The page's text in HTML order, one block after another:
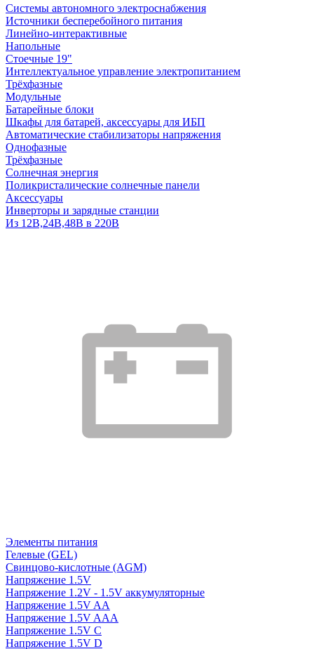
Системы автономного электроснабжения
Источники бесперебойного питания
Линейно-интерактивные
Напольные
Стоечные 19"
Интеллектуальное управление электропитанием
Трёхфазные
Модульные
Батарейные блоки
Шкафы для батарей, аксессуары для ИБП
Автоматические стабилизаторы напряжения
Однофазные
Трёхфазные
Солнечная энергия
Поликристалические солнечные панели
Аксессуары
Инверторы и зарядные станции
Из 12В,24В,48В в 220В
Элементы питания
Гелевые (GEL)
Свинцово-кислотные (AGM)
Напряжение 1.5V
Напряжение 1.2V - 1.5V аккумуляторные
Напряжение 1.5V AA
Напряжение 1.5V AAA
Напряжение 1.5V C
Напряжение 1.5V D